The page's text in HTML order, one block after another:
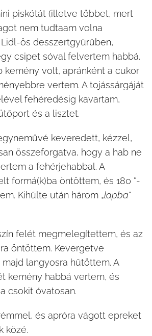
piskótát (illetve többet, mert
nem tudtaam volna
ös desszertgyűrűben,
csipet sóval felvertem habbá.
kemény volt, apránként a cukor
vertem. A tojássárgáját
fehéredésig kavartam,
és a lisztet.
keveredett, kézzel,
összeforgatva, hogy a hab ne
a fehérjehabbal. A
formá(k)ba öntöttem, és 180 °-
Kihűlte után három „lapba”
felét megmelegítettem, és az
öntöttem. Kevergetve
langyosra hűtöttem. A
kemény habbá vertem, és
csokit óvatosan.
és apróra vágott epreket
közé.